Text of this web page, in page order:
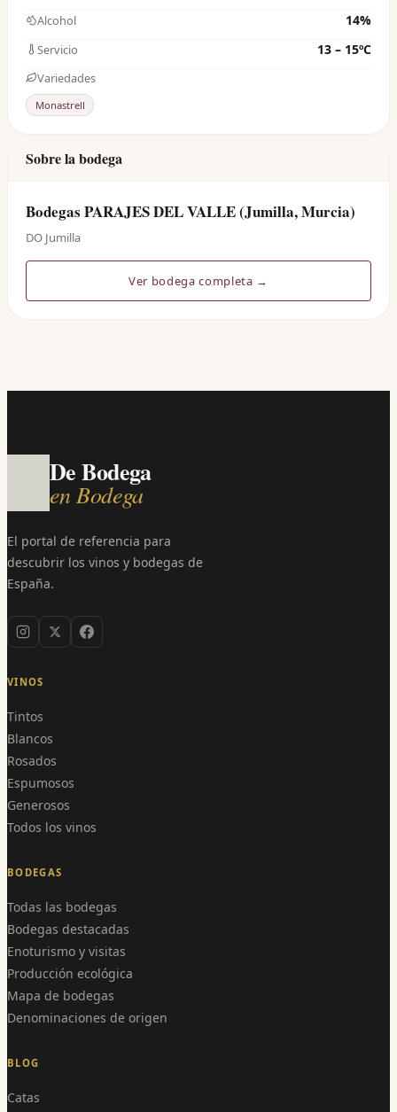
Alcohol 14%
Servicio 13 – 15ºC
Variedades
Monastrell
Sobre la bodega
Bodegas PARAJES DEL VALLE (Jumilla, Murcia)
DO Jumilla
Ver bodega completa →
De Bodega
en Bodega
El portal de referencia para
descubrir los vinos y bodegas de
España.
VINOS
Tintos
Blancos
Rosados
Espumosos
Generosos
Todos los vinos
BODEGAS
Todas las bodegas
Bodegas destacadas
Enoturismo y visitas
Producción ecológica
Mapa de bodegas
Denominaciones de origen
BLOG
Catas